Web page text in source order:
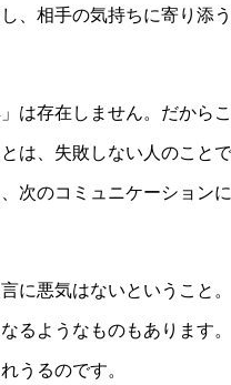
、相手の気持ちに寄り添
は存在しません。だから
は、失敗しない人のこと
次のコミュニケーション
に悪気はないということ
るようなものもあります
うるのです。